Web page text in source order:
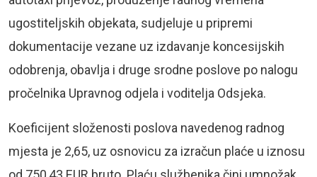
ugostiteljskih objekata, sudjeluje u pripremi
dokumentacije vezane uz izdavanje koncesijskih
odobrenja, obavlja i druge srodne poslove po nalogu
pročelnika Upravnog odjela i voditelja Odsjeka.
Koeficijent složenosti poslova navedenog radnog
mjesta je 2,65, uz osnovicu za izračun plaće u iznosu